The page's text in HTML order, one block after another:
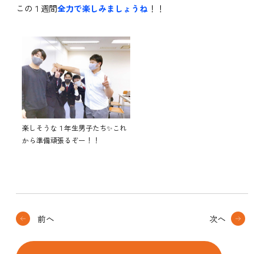
この１週間全力で楽しみましょうね！！
楽しそうな１年生男子たち✨これ
から準備頑張るぞー！！
前へ 次へ